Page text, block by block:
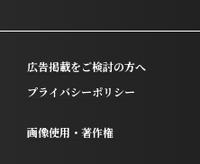
広告掲載をご検討の方へ
プライバシーポリシー
画像使用・著作権